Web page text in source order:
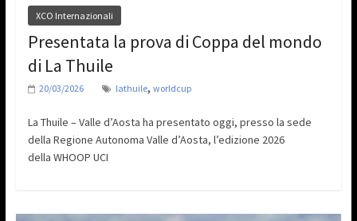
XCO Internazionali
Presentata la prova di Coppa del mondo
di La Thuile
20/03/2026 lathuile, worldcup
La Thuile – Valle d’Aosta ha presentato oggi, presso la sede
della Regione Autonoma Valle d’Aosta, l’edizione 2026
della WHOOP UCI